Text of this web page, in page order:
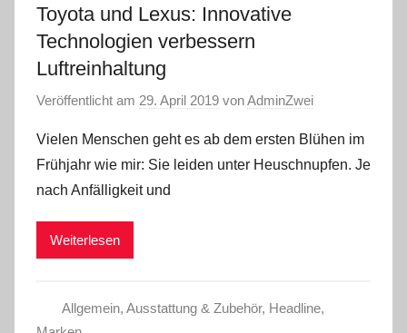
Toyota und Lexus: Innovative
Technologien verbessern
Luftreinhaltung
Veröffentlicht am 29. April 2019 vonAdminZwei
Vielen Menschen geht es ab dem ersten Blühen im
Frühjahr wie mir: Sie leiden unter Heuschnupfen. Je
nach Anfälligkeit und
Weiterlesen
Allgemein, Ausstattung & Zubehör, Headline,